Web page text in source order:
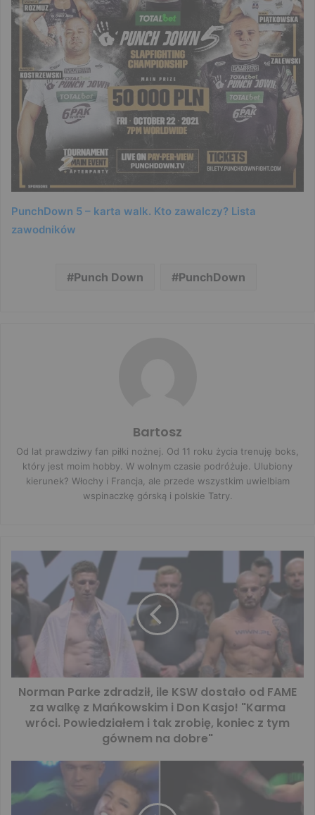
PunchDown 5 – karta walk. Kto zawalczy? Lista
zawodników
Punch Down PunchDown
Bartosz
Od lat prawdziwy fan piłki nożnej. Od 11 roku życia trenuję boks,
który jest moim hobby. W wolnym czasie podróżuje. Ulubiony
kierunek? Włochy i Francja, ale przede wszystkim uwielbiam
wspinaczkę górską i polskie Tatry.
Norman Parke zdradził, ile KSW dostało od FAME
za walkę z Mańkowskim i Don Kasjo! "Karma
wróci. Powiedziałem i tak zrobię, koniec z tym
gównem na dobre"